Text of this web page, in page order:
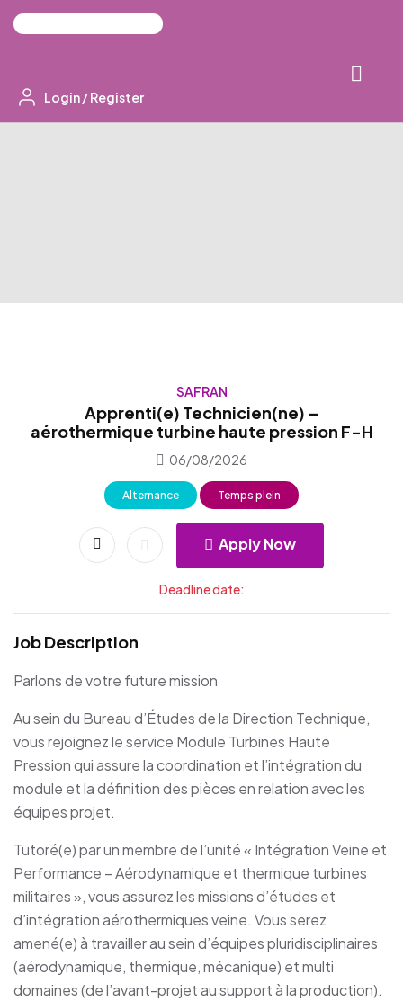
Login /Register
SAFRAN
Apprenti(e) Technicien(ne) –
aérothermique turbine haute pression F-H
06/08/2026
Alternance Temps plein
Apply Now
Deadline date:
Job Description
Parlons de votre future mission
Au sein du Bureau d’Études de la Direction Technique,
vous rejoignez le service Module Turbines Haute
Pression qui assure la coordination et l’intégration du
module et la définition des pièces en relation avec les
équipes projet.
Tutoré(e) par un membre de l’unité « Intégration Veine et
Performance – Aérodynamique et thermique turbines
militaires », vous assurez les missions d’études et
d’intégration aérothermiques veine. Vous serez
amené(e) à travailler au sein d’équipes pluridisciplinaires
(aérodynamique, thermique, mécanique) et multi
domaines (de l’avant-projet au support à la production).